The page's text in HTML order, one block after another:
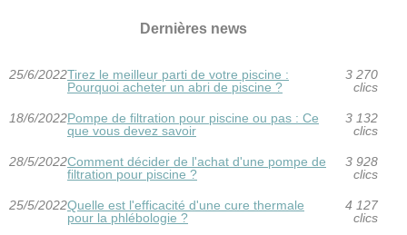
Dernières news
25/6/2022Tirez le meilleur parti de votre piscine :
Pourquoi acheter un abri de piscine ?
3 270
clics
18/6/2022Pompe de filtration pour piscine ou pas : Ce
que vous devez savoir
3 132
clics
28/5/2022Comment décider de l'achat d'une pompe de
filtration pour piscine ?
3 928
clics
25/5/2022Quelle est l'efficacité d'une cure thermale
pour la phlébologie ?
4 127
clics